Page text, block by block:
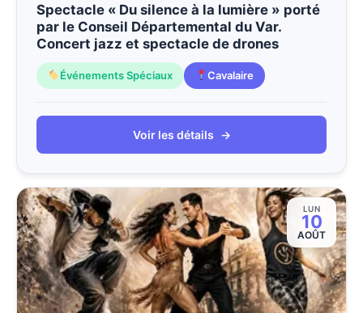
Spectacle « Du silence à la lumière » porté
par le Conseil Départemental du Var.
Concert jazz et spectacle de drones
Événements Spéciaux Cavalaire
Voir les détails →
LUN
10
AOÛT